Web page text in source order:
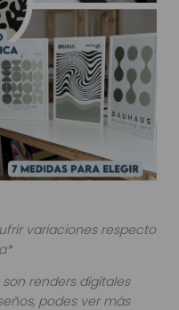
variaciones respecto
renders digitales
podes ver más